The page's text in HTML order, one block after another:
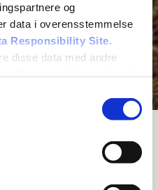
og
data i overensstemmelse
Responsibility Site
disse data med andre